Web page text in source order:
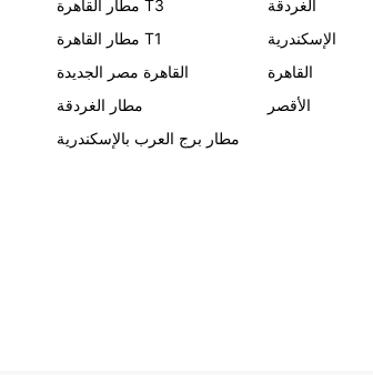
مطار القاهرة T3
مطار القاهرة T1
القاهرة مصر الجديدة
مطار الغردقة
مطار برج العرب بالإسكندرية
الغردقة
الإسكندرية
القاهرة
الأقصر